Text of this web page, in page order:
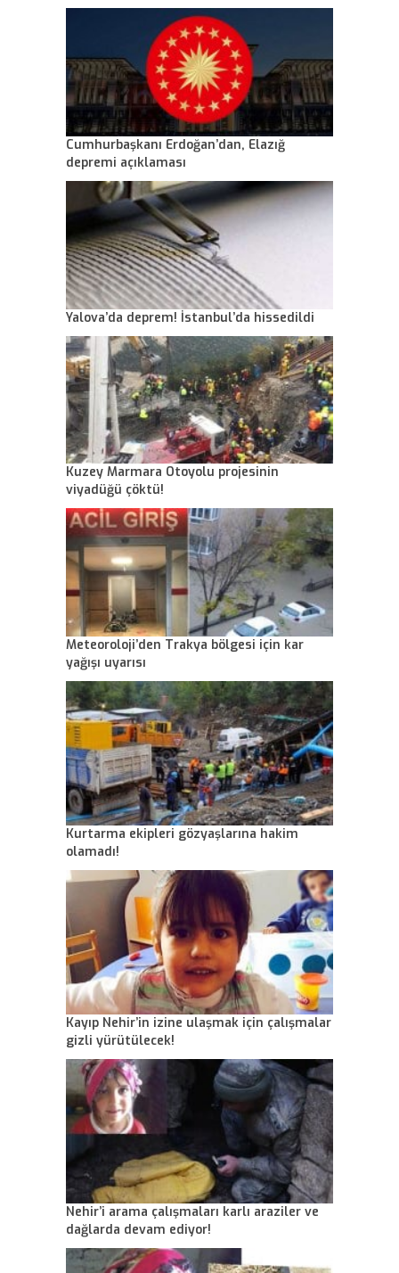
Cumhurbaşkanı Erdoğan’dan, Elazığ
depremi açıklaması
Yalova’da deprem! İstanbul’da hissedildi
Kuzey Marmara Otoyolu projesinin
viyadüğü çöktü!
Meteoroloji’den Trakya bölgesi için kar
yağışı uyarısı
Kurtarma ekipleri gözyaşlarına hakim
olamadı!
Kayıp Nehir’in izine ulaşmak için çalışmalar
gizli yürütülecek!
Nehir’i arama çalışmaları karlı araziler ve
dağlarda devam ediyor!